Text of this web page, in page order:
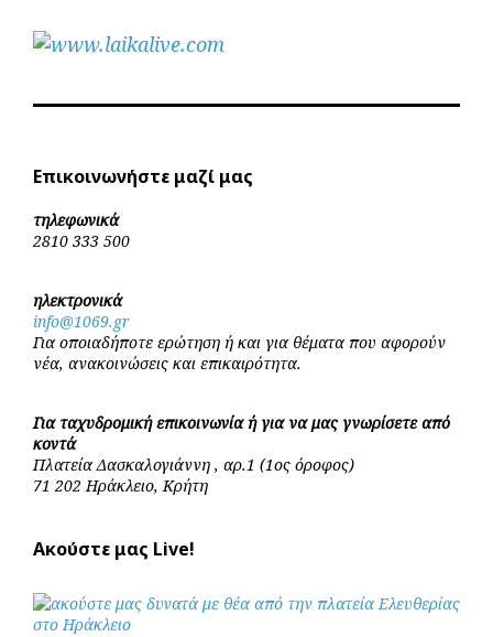
Επικοινωνήστε μαζί μας
τηλεφωνικά
2810 333 500
ηλεκτρονικά
info@1069.gr
Για οποιαδήποτε ερώτηση ή και για θέματα που αφορούν
νέα, ανακοινώσεις και επικαιρότητα.
Για ταχυδρομική επικοινωνία ή για να μας γνωρίσετε από
κοντά
Πλατεία Δασκαλογιάννη , αρ.1 (1ος όροφος)
71 202 Ηράκλειο, Κρήτη
Ακούστε μας Live!